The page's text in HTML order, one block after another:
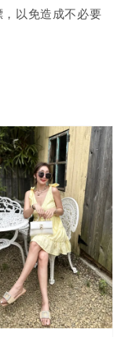
以免造成不必要